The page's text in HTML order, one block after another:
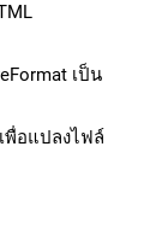
เป็น
เพื่อแปลงไฟล์